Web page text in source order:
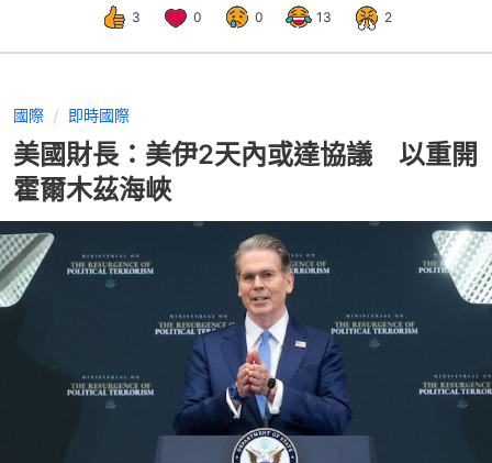
3 0 0 13 2
國際 即時國際
美國財長：美伊2天內或達協議 以重開
霍爾木茲海峽